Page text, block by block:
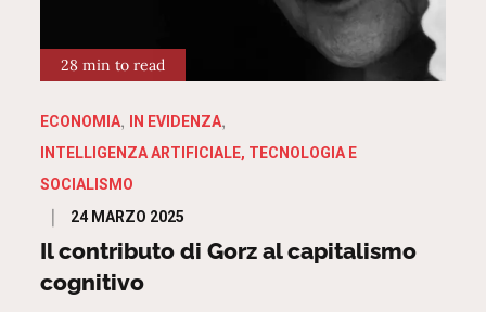
28 min to read
ECONOMIA
IN EVIDENZA
INTELLIGENZA ARTIFICIALE, TECNOLOGIA E
SOCIALISMO
Posted
on
24 MARZO 2025
Il contributo di Gorz al capitalismo
cognitivo